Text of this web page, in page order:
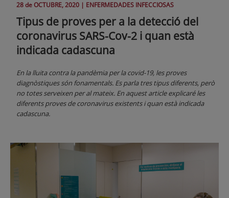
28 deOCTUBRE, 2020 | ENFERMEDADES INFECCIOSAS
Tipus de proves per a la detecció del
coronavirus SARS-Cov-2 i quan està
indicada cadascuna
En la lluita contra la pandèmia per la covid-19, les proves
diagnòstiques són fonamentals. Es parla tres tipus diferents, però
no totes serveixen per al mateix. En aquest article explicaré les
diferents proves de coronavirus existents i quan està indicada
cadascuna.